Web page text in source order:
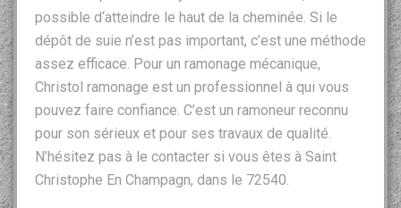
possible d‘atteindre le haut de la cheminée. Si le
dépôt de suie n’est pas important, c’est une méthode
assez efficace. Pour un ramonage mécanique,
Christol ramonage est un professionnel à qui vous
pouvez faire confiance. C’est un ramoneur reconnu
pour son sérieux et pour ses travaux de qualité.
N’hésitez pas à le contacter si vous êtes à Saint
Christophe En Champagn, dans le 72540.